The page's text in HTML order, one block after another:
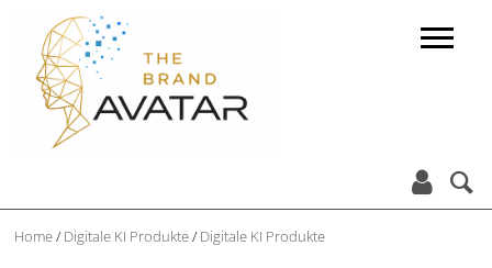
 
Home/ Digitale KI Produkte/ Digitale KI Produkte